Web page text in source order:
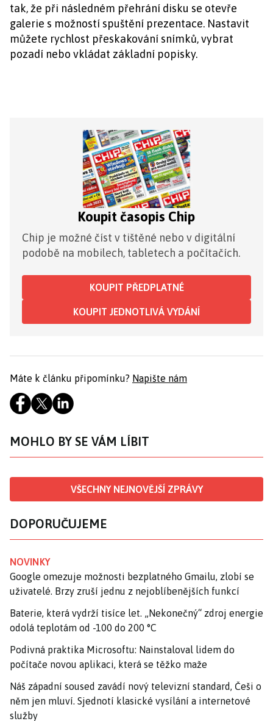
tak, že při následném přehrání disku se otevře
galerie s možností spuštění prezentace. Nastavit
můžete rychlost přeskakování snímků, vybrat
pozadí nebo vkládat základní popisky.
Koupit časopis Chip
Chip je možné číst v tištěné nebo v digitální
podobě na mobilech, tabletech a počítačích.
KOUPIT PŘEDPLATNÉ
KOUPIT JEDNOTLIVÁ VYDÁNÍ
Máte k článku připomínku? Napište nám
MOHLO BY SE VÁM LÍBIT
VŠECHNY NEJNOVĚJŠÍ ZPRÁVY
DOPORUČUJEME
NOVINKY
Google omezuje možnosti bezplatného Gmailu, zlobí se
uživatelé. Brzy zruší jednu z nejoblíbenějších funkcí
Baterie, která vydrží tisíce let. „Nekonečný“ zdroj energie
odolá teplotám od -100 do 200 °C
Podivná praktika Microsoftu: Nainstaloval lidem do
počítače novou aplikaci, která se těžko maže
Náš západní soused zavádí nový televizní standard, Češi o
něm jen mluví. Sjednotí klasické vysílání a internetové
služby